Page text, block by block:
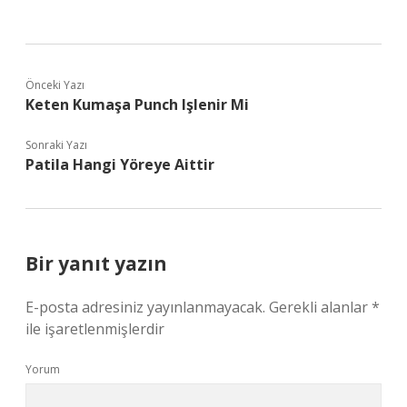
Önceki Yazı
Keten Kumaşa Punch Işlenir Mi
Sonraki Yazı
Patila Hangi Yöreye Aittir
Bir yanıt yazın
E-posta adresiniz yayınlanmayacak. Gerekli alanlar*
ile işaretlenmişlerdir
Yorum